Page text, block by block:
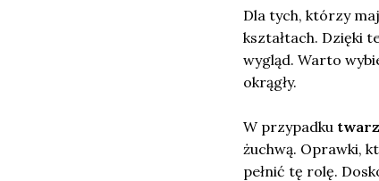
Dla tych, którzy
kształtach. Dzięki
wygląd. Warto
okrągły.
W przypadku
żuchwą. Oprawki,
pełnić tę rolę.